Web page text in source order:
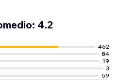
4.2
462
84
19
3
59